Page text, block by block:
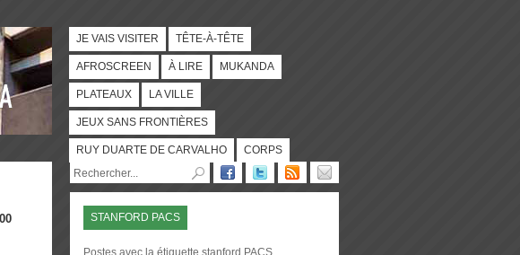
JE VAIS VISITER TÊTE-À-TÊTE
AFROSCREEN À LIRE MUKANDA
PLATEAUX LA VILLE
JEUX SANS FRONTIÈRES
RUY DUARTE DE CARVALHO CORPS
STANFORD PACS
Postes avec la étiquette stanford PACS